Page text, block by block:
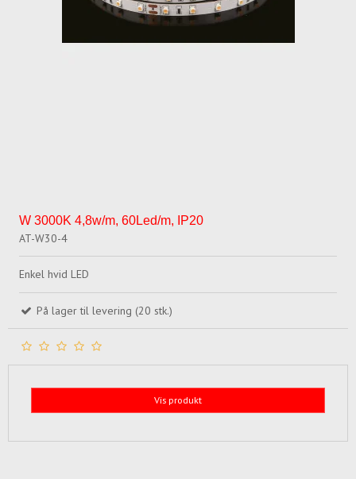
W 3000K 4,8w/m, 60Led/m, IP20
AT-W30-4
Enkel hvid LED
På lager til levering (20 stk.)
Vis produkt